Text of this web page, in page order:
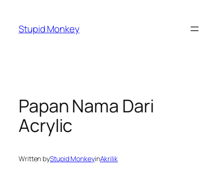
content
Stupid Monkey
Papan Nama Dari
Acrylic
Written byStupid MonkeyinAkrilik